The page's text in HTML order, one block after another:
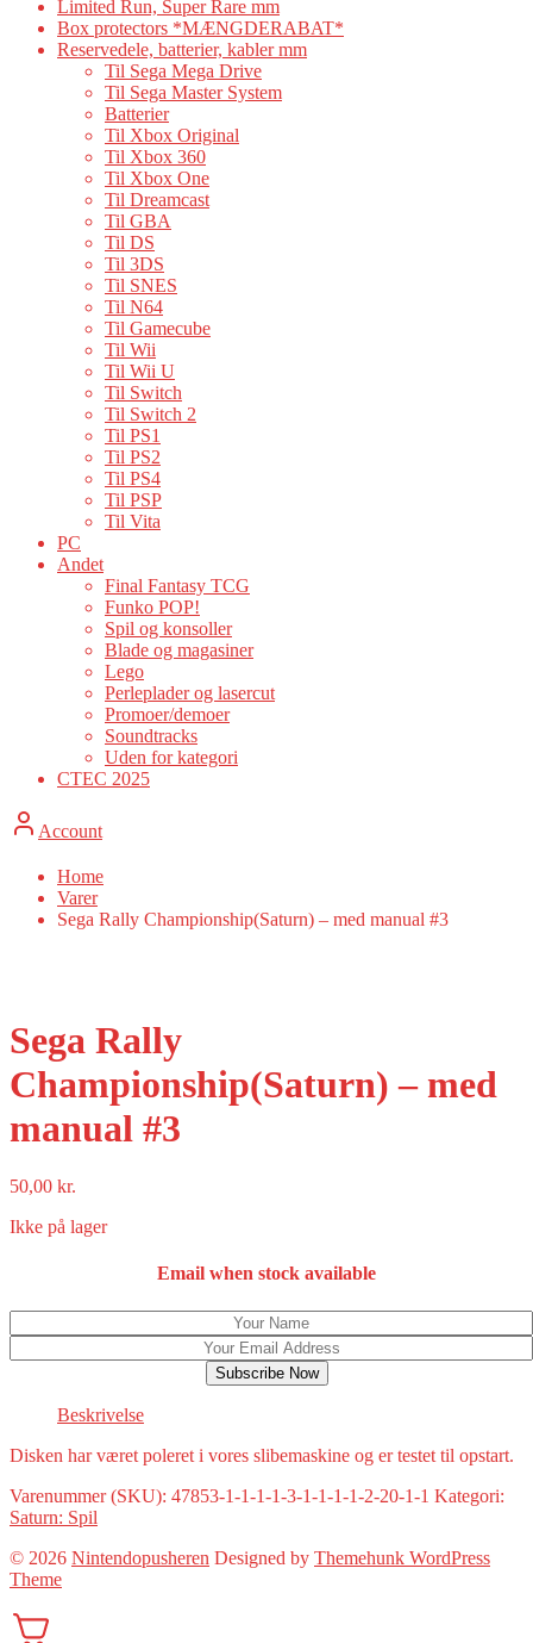
Limited Run, Super Rare mm
Box protectors *MÆNGDERABAT*
Reservedele, batterier, kabler mm
Til Sega Mega Drive
Til Sega Master System
Batterier
Til Xbox Original
Til Xbox 360
Til Xbox One
Til Dreamcast
Til GBA
Til DS
Til 3DS
Til SNES
Til N64
Til Gamecube
Til Wii
Til Wii U
Til Switch
Til Switch 2
Til PS1
Til PS2
Til PS4
Til PSP
Til Vita
PC
Andet
Final Fantasy TCG
Funko POP!
Spil og konsoller
Blade og magasiner
Lego
Perleplader og lasercut
Promoer/demoer
Soundtracks
Uden for kategori
CTEC 2025
Account
Home
Varer
Sega Rally Championship(Saturn) – med manual #3
Sega Rally
Championship(Saturn) – med
manual #3
50,00 kr.
Ikke på lager
Email when stock available
Subscribe Now
Beskrivelse
Disken har været poleret i vores slibemaskine og er testet til opstart.
Varenummer (SKU): 47853-1-1-1-1-3-1-1-1-1-2-20-1-1 Kategori:
Saturn: Spil
© 2026 Nintendopusheren Designed by Themehunk WordPress
Theme